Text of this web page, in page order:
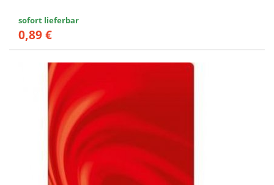
sofort lieferbar
0,89 €